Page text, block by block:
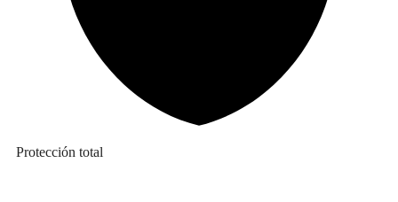
Protección total